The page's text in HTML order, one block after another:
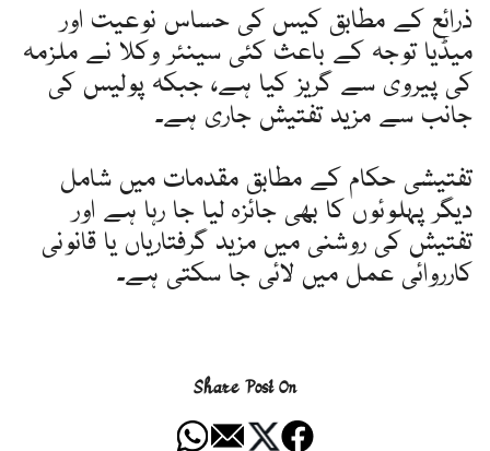
ذرائع کے مطابق کیس کی حساس نوعیت اور
میڈیا توجہ کے باعث کئی سینئر وکلا نے ملزمہ
کی پیروی سے گریز کیا ہے، جبکہ پولیس کی
جانب سے مزید تفتیش جاری ہے۔
تفتیشی حکام کے مطابق مقدمات میں شامل
دیگر پہلوئوں کا بھی جائزہ لیا جا رہا ہے اور
تفتیش کی روشنی میں مزید گرفتاریاں یا قانونی
کارروائی عمل میں لائی جا سکتی ہے۔
Share Post On